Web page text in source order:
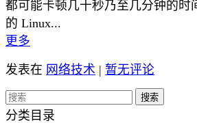
都可能卡顿几十秒乃至几分钟的时
的 Linux...
更多
发表在 网络技术 | 暂无评论
分类目录